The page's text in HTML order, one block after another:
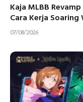
Kaja MLBB
Cara Kerja Soaring
07/08/2026